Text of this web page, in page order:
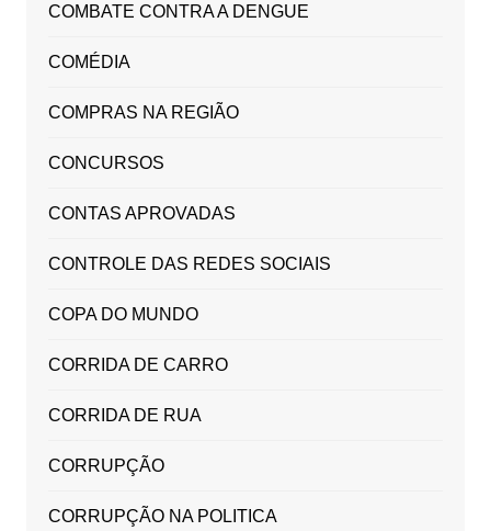
COMBATE CONTRA A DENGUE
COMÉDIA
COMPRAS NA REGIÃO
CONCURSOS
CONTAS APROVADAS
CONTROLE DAS REDES SOCIAIS
COPA DO MUNDO
CORRIDA DE CARRO
CORRIDA DE RUA
CORRUPÇÃO
CORRUPÇÃO NA POLITICA